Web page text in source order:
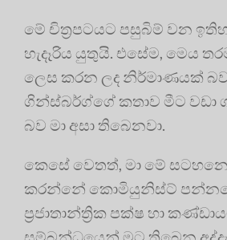
මේ චිත්‍රපටයට පසුබිම් වන
හැදෑරිය යුතුයි. එසේම, මෙය
ලෙස කරන ලද නිර්මාණයක්
ගින්ස්බර්ග්ගේ කතාව මීට වඩා
බව මා අසා තිබෙනවා.
කෙසේ වෙතත්, මා මේ
කරන්නේ කොමියුනිස්ට්
ප්‍රජාතාන්ත්‍රික පක්ෂ හා